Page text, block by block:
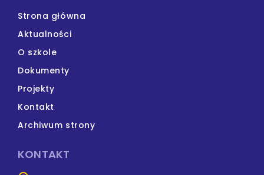
Strona główna
Aktualności
O szkole
Dokumenty
Projekty
Kontakt
Archiwum strony
KONTAKT